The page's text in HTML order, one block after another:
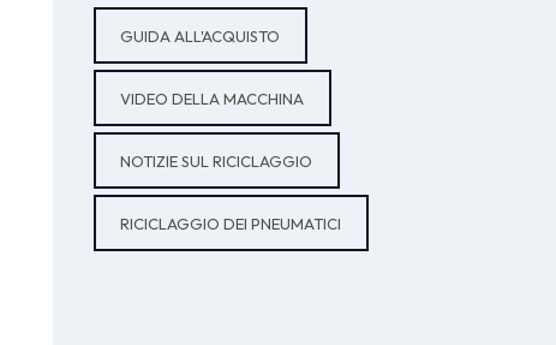
GUIDA ALL'ACQUISTO
VIDEO DELLA MACCHINA
NOTIZIE SUL RICICLAGGIO
RICICLAGGIO DEI PNEUMATICI